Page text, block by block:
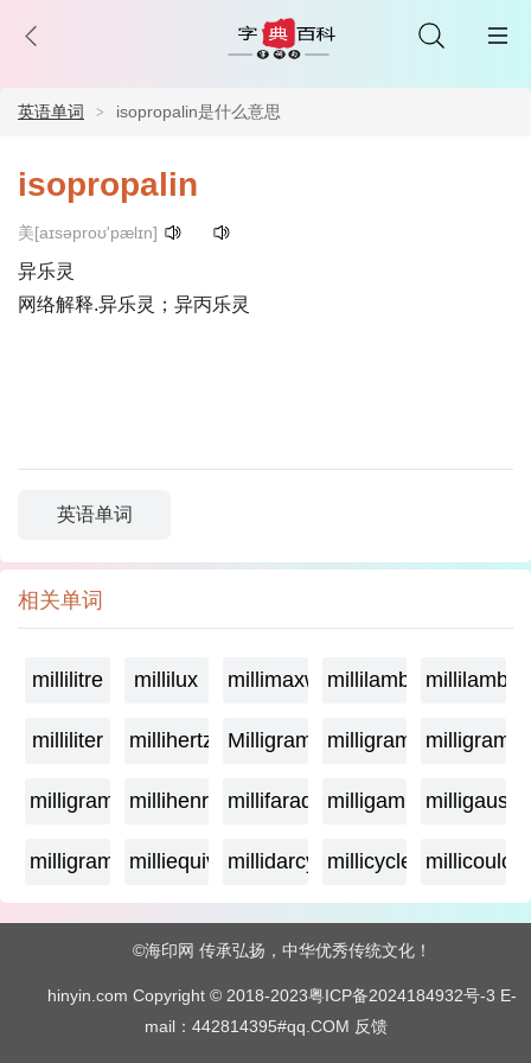
英语单词 isopropalin是什么意思
isopropalin
美[aɪsəproʊ'pælɪn]
异乐灵
网络解释.异乐灵；异丙乐灵
英语单词
相关单词
millilitre millilux millimaxwellmillilambda
milliliter millihertz Milligramagemilligrame
milligrammemillihenry millifarad milligammamilligauss
milligram milliequivalentmillidarcy millicycle
©海印网 传承弘扬，中华优秀传统文化！
hinyin.com Copyright © 2018-2023粤ICP备2024184932号-3 E-
mail：442814395#qq.COM 反馈